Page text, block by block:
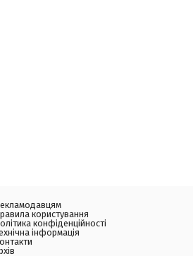
користування
конфіденційності
інформація